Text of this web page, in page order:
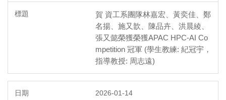
賀 資工系團隊林嘉宏、黃奕佳、鄭
名揚、施又歆、陳品卉、洪晨綾、
張又懿榮獲榮獲APAC HPC-AI Co
mpetition 冠軍 (學生教練: 紀冠宇，
指導教授: 周志遠)
2026-01-14